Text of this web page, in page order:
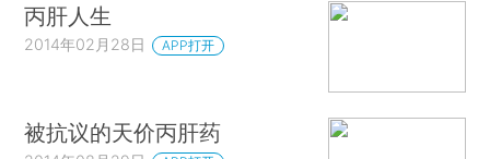
丙肝人生
2014年02月28日 APP打开
被抗议的天价丙肝药